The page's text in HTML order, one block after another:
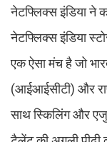
नेटफ्लिक्स इंडिया ने
नेटफ्लिक्स इंडिया
एक ऐसा मंच है जो
(आईआईसीटी) और
साथ स्किलिंग और